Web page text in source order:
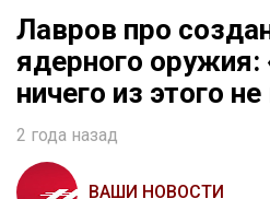
Лавров про
ядерного
ничего из этого
2 года назад
ВАШИ НОВОСТИ